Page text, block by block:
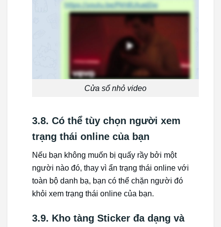
Cửa sổ nhỏ video
3.8. Có thể tùy chọn người xem
trạng thái online của bạn
Nếu bạn không muốn bị quấy rầy bởi một
người nào đó, thay vì ẩn trạng thái online với
toàn bộ danh bạ, bạn có thể chặn người đó
khỏi xem trạng thái online của bạn.
3.9. Kho tàng Sticker đa dạng và